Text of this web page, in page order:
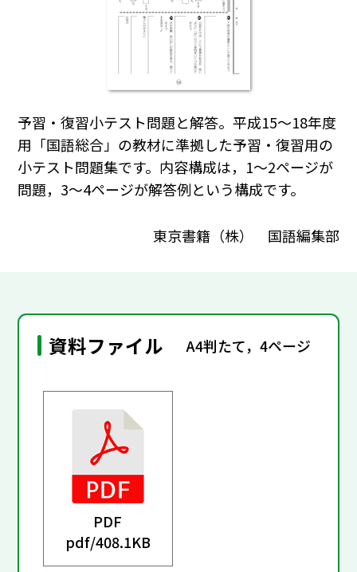
予習・復習小テスト問題と解答。平成15～18年度
用「国語総合」の教材に準拠した予習・復習用の
小テスト問題集です。内容構成は，1～2ページが
問題，3～4ページが解答例という構成です。
東京書籍（株） 国語編集部
資料ファイル A4判たて，4ページ
PDF
pdf/408.1KB